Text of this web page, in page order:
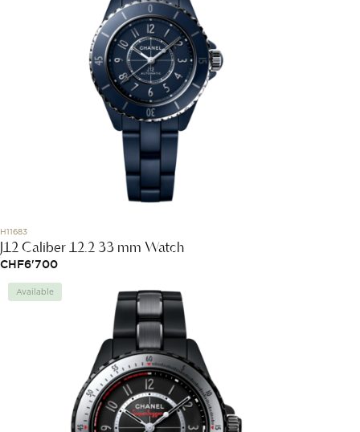
H11683
J12 Caliber 12.2 33 mm Watch
CHF6'700
Available